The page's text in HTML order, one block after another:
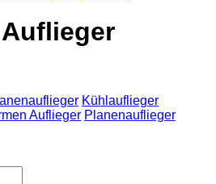
Kühlauflieger
Auflieger Planenauflieger